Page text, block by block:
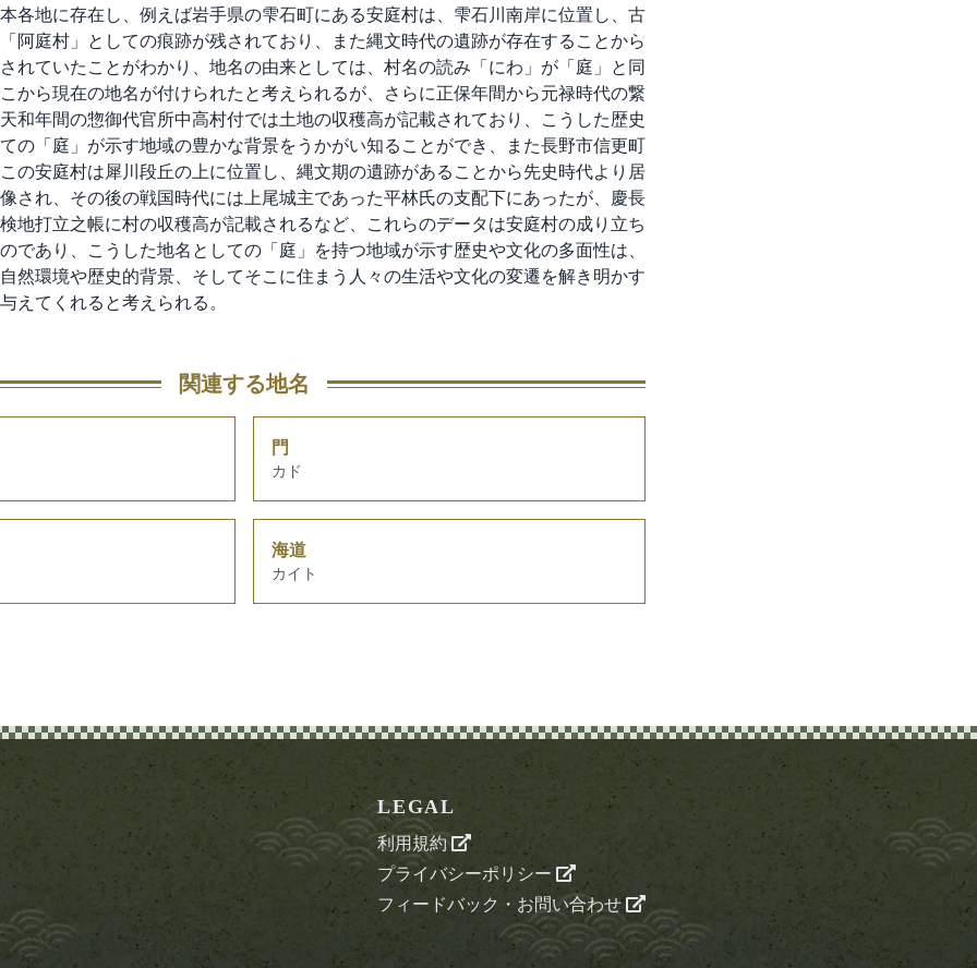
各地に存在し、例えば岩手県の雫石町にある安庭村は、雫石川南岸に位置し、古
阿庭村」としての痕跡が残されており、また縄文時代の遺跡が存在することから
れていたことがわかり、地名の由来としては、村名の読み「にわ」が「庭」と同
から現在の地名が付けられたと考えられるが、さらに正保年間から元禄時代の繋
和年間の惣御代官所中高村付では土地の収穫高が記載されており、こうした歴史
の「庭」が示す地域の豊かな背景をうかがい知ることができ、また長野市信更町
の安庭村は犀川段丘の上に位置し、縄文期の遺跡があることから先史時代より居
され、その後の戦国時代には上尾城主であった平林氏の支配下にあったが、慶長
地打立之帳に村の収穫高が記載されるなど、これらのデータは安庭村の成り立ち
であり、こうした地名としての「庭」を持つ地域が示す歴史や文化の多面性は、
然環境や歴史的背景、そしてそこに住まう人々の生活や文化の変遷を解き明かす
えてくれると考えられる。
関連する地名
門
カド
海道
カイト
LEGAL
利用規約
プライバシーポリシー
フィードバック・お問い合わせ